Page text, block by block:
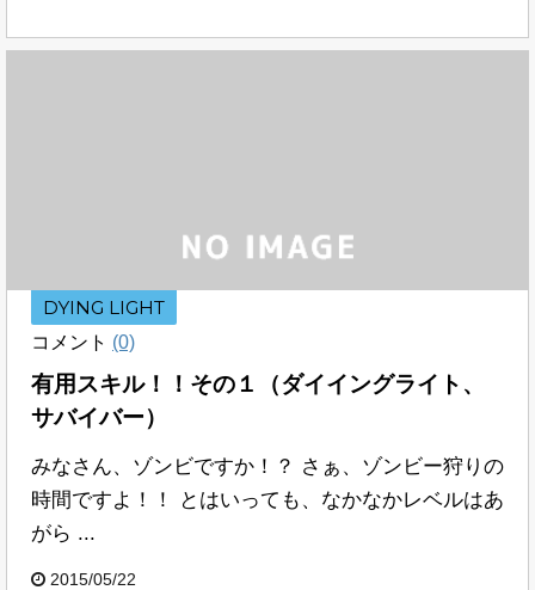
DYING LIGHT
コメント (0)
有用スキル！！その１（ダイイングライト、
サバイバー）
みなさん、ゾンビですか！？ さぁ、ゾンビー狩りの
時間ですよ！！ とはいっても、なかなかレベルはあ
がら ...
2015/05/22